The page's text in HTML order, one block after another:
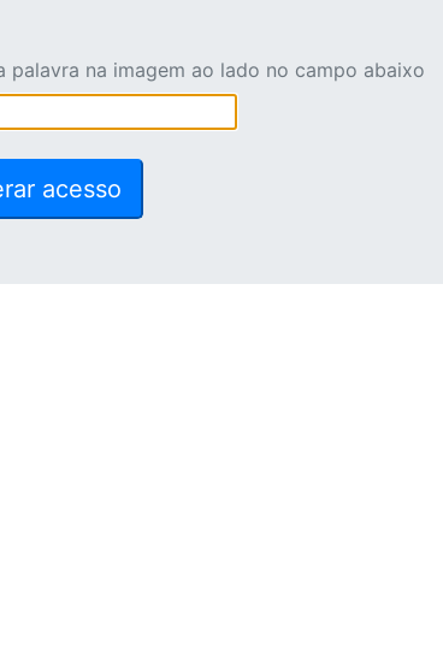
palavra na imagem ao lado no campo abaixo